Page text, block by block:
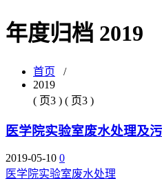
年度归档 2019
首页 /
2019
( 页3 ) ( 页3 )
医学院实验室废水处理及
2019-05-10 0
医学院实验室废水处理